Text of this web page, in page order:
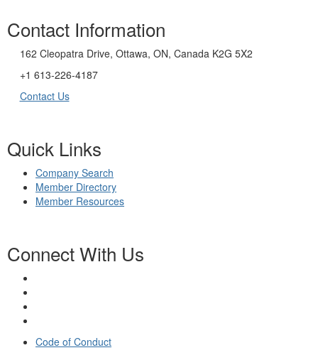
Contact Information
162 Cleopatra Drive, Ottawa, ON, Canada K2G 5X2
+1 613-226-4187
Contact Us
Quick Links
Company Search
Member Directory
Member Resources
Connect With Us
Code of Conduct